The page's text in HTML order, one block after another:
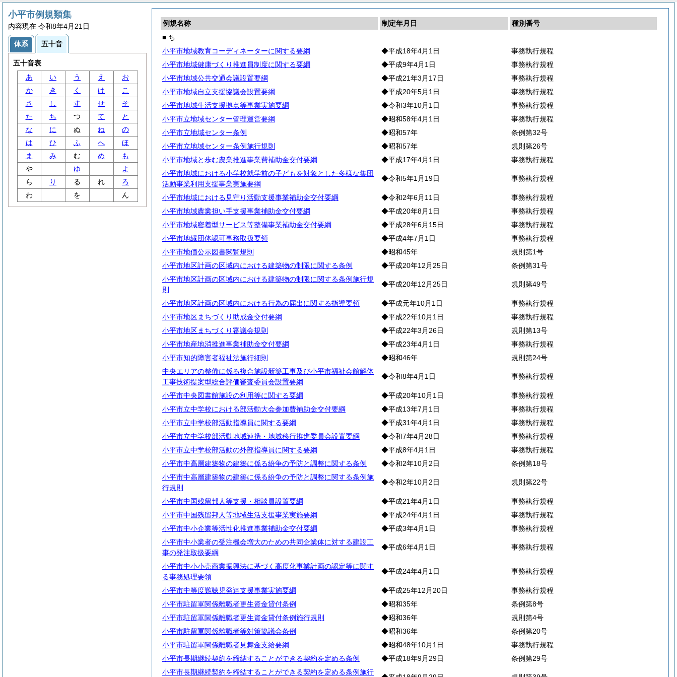
例規名称 制定年月日
種別番号
■ ち
小平市地域教育コーディネーターに関する要綱
◆平成18年4月1日
事務執行規程
小平市地域健康づくり推進員制度に関する要綱
◆平成9年4月1日
事務執行規程
小平市地域公共交通会議設置要綱
◆平成21年3月17日
事務執行規程
小平市地域自立支援協議会設置要綱
◆平成20年5月1日
事務執行規程
小平市地域生活支援拠点等事業実施要綱
◆令和3年10月1日
事務執行規程
小平市立地域センター管理運営要綱
◆昭和58年4月1日
事務執行規程
小平市立地域センター条例
◆昭和57年
条例第32号
小平市立地域センター条例施行規則
◆昭和57年
規則第26号
小平市地域と歩む農業推進事業費補助金交付要綱
◆平成17年4月1日
事務執行規程
小平市地域における小学校就学前の子どもを対象とした多様な集団
活動事業利用支援事業実施要綱
◆令和5年1月19日 事務執行規程
小平市地域における見守り活動支援事業補助金交付要綱 ◆令和2年6月11日
事務執行規程
小平市地域農業担い手支援事業補助金交付要綱
◆平成20年8月1日
事務執行規程
小平市地域密着型サービス等整備事業補助金交付要綱
◆平成28年6月15日
事務執行規程
小平市地縁団体認可事務取扱要領
◆平成4年7月1日
事務執行規程
小平市地価公示図書閲覧規則
◆昭和45年
規則第1号
小平市地区計画の区域内における建築物の制限に関する条例
◆平成20年12月25日
条例第31号
小平市地区計画の区域内における建築物の制限に関する条例施行規
則
◆平成20年12月25日 規則第49号
小平市地区計画の区域内における行為の届出に関する指導要領 ◆平成元年10月1日
事務執行規程
小平市地区まちづくり助成金交付要綱
◆平成22年10月1日
事務執行規程
小平市地区まちづくり審議会規則
◆平成22年3月26日
規則第13号
小平市地産地消推進事業補助金交付要綱
◆平成23年4月1日
事務執行規程
小平市知的障害者福祉法施行細則
◆昭和46年
規則第24号
中央エリアの整備に係る複合施設新築工事及び小平市福祉会館解体
工事技術提案型総合評価審査委員会設置要綱
◆令和8年4月1日 事務執行規程
小平市中央図書館施設の利用等に関する要綱 ◆平成20年10月1日
事務執行規程
小平市立中学校における部活動大会参加費補助金交付要綱
◆平成13年7月1日
事務執行規程
小平市立中学校部活動指導員に関する要綱
◆平成31年4月1日
事務執行規程
小平市立中学校部活動地域連携・地域移行推進委員会設置要綱
◆令和7年4月28日
事務執行規程
小平市立中学校部活動の外部指導員に関する要綱
◆平成8年4月1日
事務執行規程
小平市中高層建築物の建築に係る紛争の予防と調整に関する条例
◆令和2年10月2日
条例第18号
小平市中高層建築物の建築に係る紛争の予防と調整に関する条例施
行規則
◆令和2年10月2日 規則第22号
小平市中国残留邦人等支援・相談員設置要綱 ◆平成21年4月1日
事務執行規程
小平市中国残留邦人等地域生活支援事業実施要綱
◆平成24年4月1日
事務執行規程
小平市中小企業等活性化推進事業補助金交付要綱
◆平成3年4月1日
事務執行規程
小平市中小業者の受注機会増大のための共同企業体に対する建設工
事の発注取扱要綱
◆平成6年4月1日 事務執行規程
小平市中小小売商業振興法に基づく高度化事業計画の認定等に関す
る事務処理要領
◆平成24年4月1日 事務執行規程
小平市中等度難聴児発達支援事業実施要綱 ◆平成25年12月20日
事務執行規程
小平市駐留軍関係離職者更生資金貸付条例
◆昭和35年
条例第8号
小平市駐留軍関係離職者更生資金貸付条例施行規則
◆昭和36年
規則第4号
小平市駐留軍関係離職者等対策協議会条例
◆昭和36年
条例第20号
小平市駐留軍関係離職者見舞金支給要綱
◆昭和48年10月1日
事務執行規程
小平市長期継続契約を締結することができる契約を定める条例
◆平成18年9月29日
条例第29号
小平市長期継続契約を締結することができる契約を定める条例施行
小平市例規類集
内容現在 令和8年4月21日
体系 五十音
五十音表
あ
い う え
お
か
き く け
こ
さ
し す せ
そ
た
ち つ て
と
な
に ぬ ね
の
は
ひ ふ へ
ほ
ま
み む め
も
や
ゆ
よ
ら
り る れ
ろ
わ
を ん